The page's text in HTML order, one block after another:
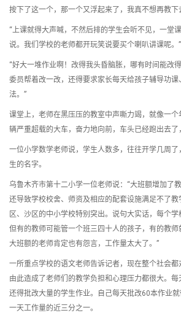
按下了这一个，那一个又浮起来了，我真不想再教下
“上课就得大声喊，不然后排的学生会听不见，一堂
说。我们学校的老师都开玩笑说要买个喇叭讲课呢。”
“好大一堆作业啊！改得我头昏脑胀，哪有时间能改
委员帮着改一改，还得要求家长每天给孩子辅导功
法。”
课堂上，老师在黑压压的教室中声嘶力竭，就像一
辆严重超载的大车，奋力地向前，车头已经跑出去了
一位小学数学老师说，学生人数多，往往开学几周
生的名字。
乌鲁木齐市第十二小学一位老师说：“大班额增加了
还导致学校校舍、师资及相应的配套设施满足不了
区、沙区的中小学校特别突出。说句大实话，每个学
但有的教师可能管一个班三四十人的孩子，有的教师
大班额的老师肯定也有怨言，工作量太大了。”
一所重点学校的语文老师告诉记者，现在整个社会都
由此造成了老师们的教学负担和心理压力都很大。每
还得批改大量的学生作业。自己每天批改60本作业
一天工作量的近三分之一。